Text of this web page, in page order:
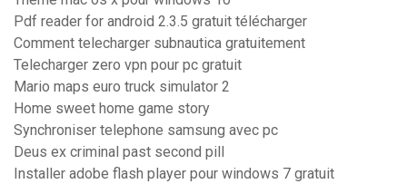
Pdf reader for android 2.3.5 gratuit télécharger
Comment telecharger subnautica gratuitement
Telecharger zero vpn pour pc gratuit
Mario maps euro truck simulator 2
Home sweet home game story
Synchroniser telephone samsung avec pc
Deus ex criminal past second pill
Installer adobe flash player pour windows 7 gratuit